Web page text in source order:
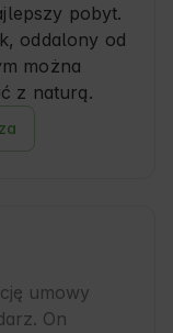
pobyt.
oddalony od
można
z naturą.
umowy
On